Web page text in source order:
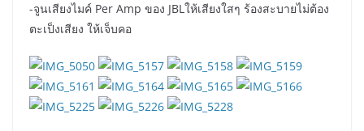
-จูนเสียงไมค์ Per Amp ของ JBLให้เสียงใสๆ ร้องสะบายไม่ต้อง
ตะเป็งเสียง ให้เจ็บคอ